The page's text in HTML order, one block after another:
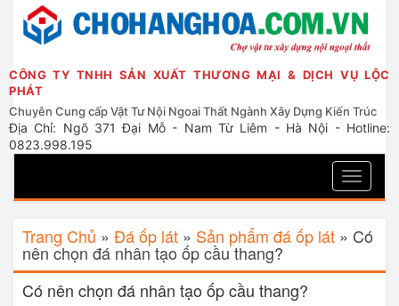
CÔNG TY TNHH SẢN XUẤT THƯƠNG MẠI & DỊCH VỤ LỘC
PHÁT
Chuyên Cung cấp Vật Tư Nội Ngoai Thất Ngành Xây Dựng Kiến Trúc
Địa Chỉ: Ngõ 371 Đại Mỗ - Nam Từ Liêm - Hà Nội - Hotline:
0823.998.195
Toggle
Trang Chủ » Đá ốp lát » Sản phẩm đá ốp lát » Có
nên chọn đá nhân tạo ốp cầu thang?
Có nên chọn đá nhân tạo ốp cầu thang?